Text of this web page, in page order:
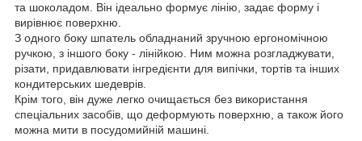
та шоколадом. Він ідеально формує лінію, задає форму і
вирівнює поверхню.
З одного боку шпатель обладнаний зручною ергономічною
ручкою, з іншого боку - лінійкою. Ним можна розгладжувати,
різати, придавлювати інгредієнти для випічки, тортів та інших
кондитерських шедеврів.
Крім того, він дуже легко очищається без використання
спеціальних засобів, що деформують поверхню, а також його
можна мити в посудомийній машині.